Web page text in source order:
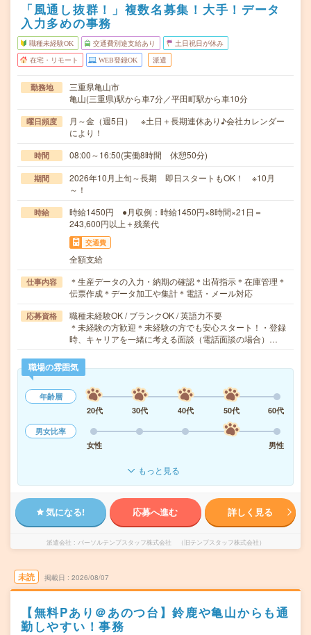
「風通し抜群！」複数名募集！大手！データ
入力多めの事務
職種未経験OK 交通費別途支給あり 土日祝日が休み
在宅・リモート WEB登録OK 派遣
勤務地
三重県亀山市
亀山(三重県)駅から車7分／平田町駅から車10分
曜日頻度
月～金（週5日） ※土日＋長期連休あり♪会社カレンダー
により！
時間 08:00～16:50(実働8時間 休憩50分)
期間
2026年10月上旬～長期 即日スタートもOK！ ※10月
～！
時給
時給1450円 ●月収例：時給1450円×8時間×21日＝
243,600円以上＋残業代
交通費
全額支給
仕事内容
＊生産データの入力・納期の確認＊出荷指示＊在庫管理＊
伝票作成＊データ加工や集計＊電話・メール対応
応募資格
職種未経験OK / ブランクOK / 英語力不要
＊未経験の方歓迎＊未経験の方でも安心スタート！・登録
時、キャリアを一緒に考える面談（電話面談の場合）…
職場の雰囲気
年齢層
20代
30代 40代 50代
60代
男女比率
女性
男性
もっと見る
気になる! 応募へ進む 詳しく見る
派遣会社 パーソルテンプスタッフ株式会社 （旧テンプスタッフ株式会社）
未読 掲載日 2026/08/07
【無料Pあり＠あのつ台】鈴鹿や亀山からも通
勤しやすい！事務